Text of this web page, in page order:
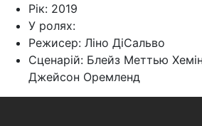
Рік: 2019
У ролях:
Режисер: Ліно ДіСальво
Cценарій: Блейз Меттью
Джейсон Оремленд